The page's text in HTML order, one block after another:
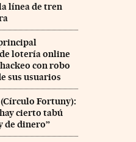
línea de tren
lotería online
con robo
sus usuarios
Fortuny):
cierto tabú
de dinero”